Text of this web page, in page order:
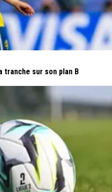
tranche sur son plan B